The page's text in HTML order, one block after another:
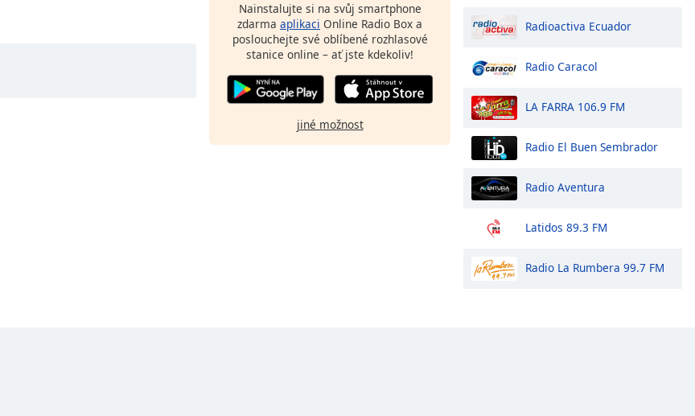
Nainstalujte si na svůj smartphone
zdarma aplikaci Online Radio Box a
poslouchejte své oblíbené rozhlasové
stanice online – ať jste kdekoliv!
jiné možnost
Radioactiva Ecuador
Radio Caracol
LA FARRA 106.9 FM
Radio El Buen Sembrador
Radio Aventura
Latidos 89.3 FM
Radio La Rumbera 99.7 FM